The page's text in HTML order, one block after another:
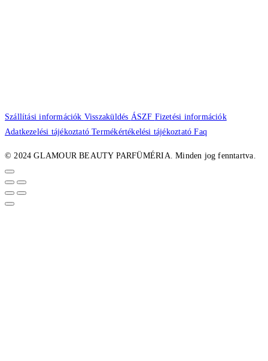
Szállítási információk Visszaküldés ÁSZF Fizetési információk
Adatkezelési tájékoztatóTermékértékelési tájékoztatóFaq
© 2024 GLAMOUR BEAUTY PARFÜMÉRIA. Minden jog fenntartva.